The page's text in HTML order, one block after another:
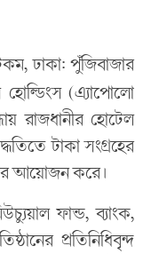
ঢাকা: পুঁজিবাজার
(এ্যাপোলো
রাজধানীর হোটেল
টাকা সংগ্রহের
আয়োজন করে।
ফান্ড, ব্যাংক,
প্রতিনিধিবৃন্দ